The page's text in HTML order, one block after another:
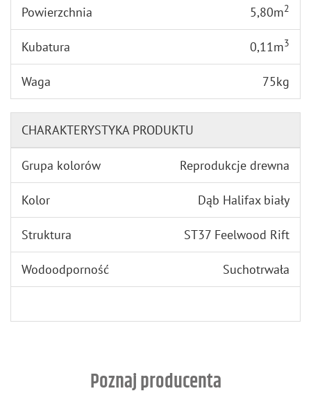
Powierzchnia 5,80m2
Kubatura 0,11m3
Waga 75kg
CHARAKTERYSTYKA PRODUKTU
Grupa kolorów Reprodukcje drewna
Kolor Dąb Halifax biały
Struktura ST37 Feelwood Rift
Wodoodporność Suchotrwała
Poznaj producenta